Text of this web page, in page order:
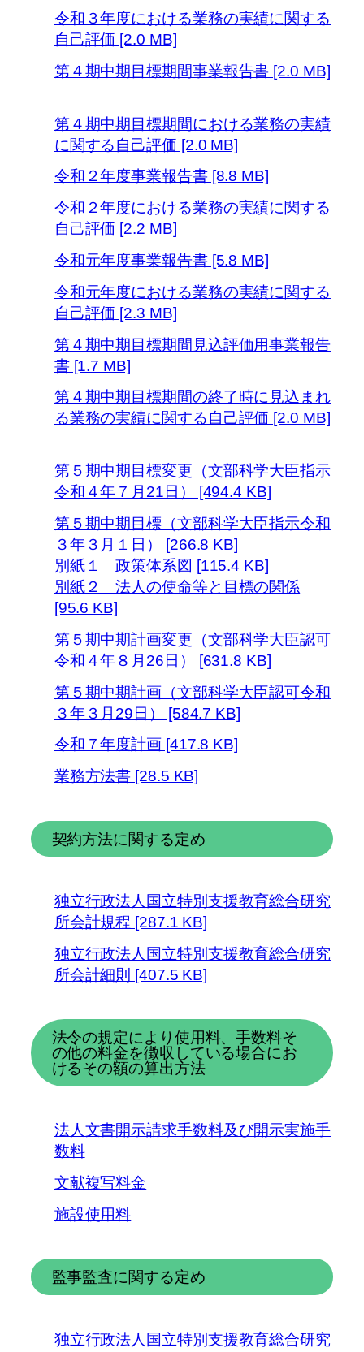
令和３年度における業務の実績に関する
自己評価 [2.0 MB]
第４期中期目標期間事業報告書 [2.0 MB]
第４期中期目標期間における業務の実績
に関する自己評価 [2.0 MB]
令和２年度事業報告書 [8.8 MB]
令和２年度における業務の実績に関する
自己評価 [2.2 MB]
令和元年度事業報告書 [5.8 MB]
令和元年度における業務の実績に関する
自己評価 [2.3 MB]
第４期中期目標期間見込評価用事業報告
書 [1.7 MB]
第４期中期目標期間の終了時に見込まれ
る業務の実績に関する自己評価 [2.0 MB]
第５期中期目標変更（文部科学大臣指示
令和４年７月21日） [494.4 KB]
第５期中期目標（文部科学大臣指示令和
３年３月１日） [266.8 KB]
別紙１ 政策体系図 [115.4 KB]
別紙２ 法人の使命等と目標の関係
[95.6 KB]
第５期中期計画変更（文部科学大臣認可
令和４年８月26日） [631.8 KB]
第５期中期計画（文部科学大臣認可令和
３年３月29日） [584.7 KB]
令和７年度計画 [417.8 KB]
業務方法書 [28.5 KB]
契約方法に関する定め
独立行政法人国立特別支援教育総合研究
所会計規程 [287.1 KB]
独立行政法人国立特別支援教育総合研究
所会計細則 [407.5 KB]
法令の規定により使用料、手数料そ
の他の料金を徴収している場合にお
けるその額の算出方法
法人文書開示請求手数料及び開示実施手
数料
文献複写料金
施設使用料
監事監査に関する定め
独立行政法人国立特別支援教育総合研究